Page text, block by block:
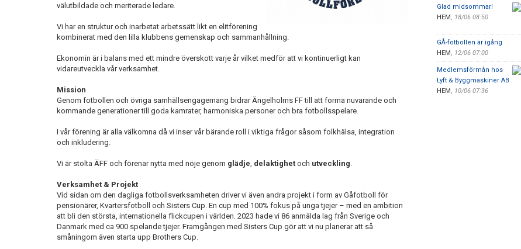
välutbildade och meriterade ledare.
Vi har en struktur och inarbetat arbetssätt likt en elitförening
kombinerat med den lilla klubbens gemenskap och sammanhållning.
Ekonomin är i balans med ett mindre överskott varje år vilket medför att vi kontinuerligt kan
vidareutveckla vår verksamhet.
Mission
Genom fotbollen och övriga samhällsengagemang bidrar Ängelholms FF till att forma nuvarande och
kommande generationer till goda kamrater, harmoniska personer och bra fotbollsspelare.
I vår förening är alla välkomna då vi inser vår bärande roll i viktiga frågor såsom folkhälsa, integration
och inkludering.
Vi är stolta ÄFF och förenar nytta med nöje genom glädje, delaktighet och utveckling.
Verksamhet & Projekt
Vid sidan om den dagliga fotbollsverksamheten driver vi även andra projekt i form av Gåfotboll för
pensionärer, Kvartersfotboll och Sisters Cup. En cup med 100% fokus på unga tjejer – med en ambition
att bli den största, internationella flickcupen i världen. 2023 hade vi 86 anmälda lag från Sverige och
Danmark med ca 900 spelande tjejer. Framgången med Sisters Cup gör att vi nu planerar att så
småningom även starta upp Brothers Cup.
Glad midsommar!
HEM, 18/06 08:50
GÅ-fotbollen är igång
HEM, 12/06 07:00
Medlemsförmån hos
Lyft & Byggmaskiner AB
HEM, 10/06 07:36